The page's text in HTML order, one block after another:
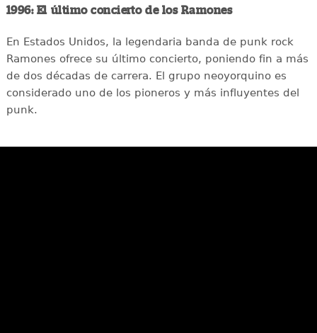
1996: El último concierto de los Ramones
En Estados Unidos, la legendaria banda de punk rock
Ramones ofrece su último concierto, poniendo fin a más
de dos décadas de carrera. El grupo neoyorquino es
considerado uno de los pioneros y más influyentes del
punk.